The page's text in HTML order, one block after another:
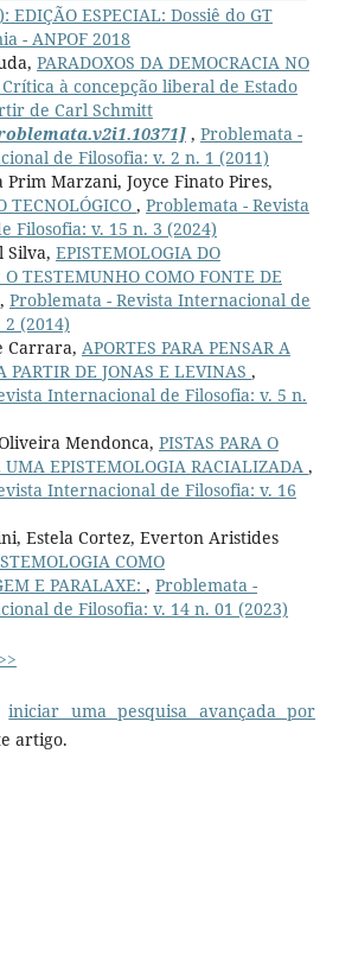
EDIÇÃO ESPECIAL: Dossiê do GT
- ANPOF 2018
PARADOXOS DA DEMOCRACIA NO
à concepção liberal de Estado
de Carl Schmitt
, Problemata -
de Filosofia: v. 2 n. 1 (2011)
Prim Marzani, Joyce Finato Pires,
TECNOLÓGICO , Problemata - Revista
Filosofia: v. 15 n. 3 (2024)
Silva, EPISTEMOLOGIA DO
TESTEMUNHO COMO FONTE DE
, Problemata - Revista Internacional de
(2014)
Carrara, APORTES PARA PENSAR A
PARTIR DE JONAS E LEVINAS ,
Internacional de Filosofia: v. 5 n.
Mendonca, PISTAS PARA O
UMA EPISTEMOLOGIA RACIALIZADA ,
Internacional de Filosofia: v. 16
Estela Cortez, Everton Aristides
COMO
E PARALAXE: , Problemata -
de Filosofia: v. 14 n. 01 (2023)
>>
iniciar uma pesquisa avançada por
artigo.